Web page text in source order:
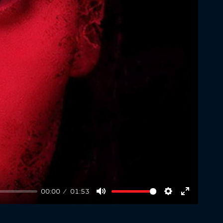
00:00 01:53
Mute Settings
Enter